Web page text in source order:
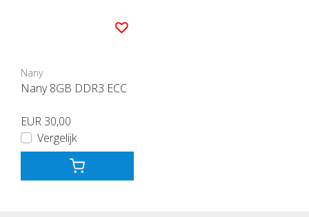
Nany
Nany 8GB DDR3 ECC
EUR 30,00
Vergelijk